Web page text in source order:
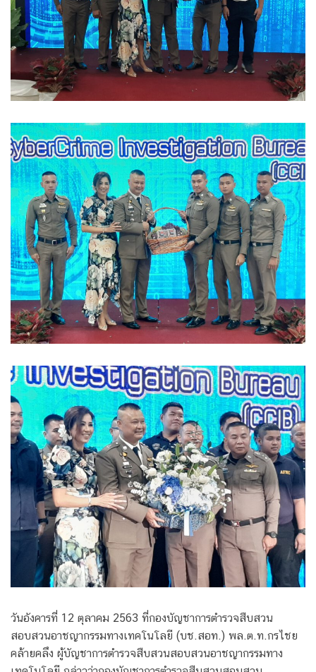
วันอังคารที่ 12 ตุลาคม 2563 ที่กองบัญชาการตำรวจสืบสวน
สอบสวนอาชญากรรมทางเทคโนโลยี (บช.สอท.) พล.ต.ท.กรไชย
คล้ายคลึง ผู้บัญชาการตำรวจสืบสวนสอบสวนอาชญากรรมทาง